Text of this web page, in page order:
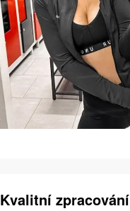
Kvalitní zpracování